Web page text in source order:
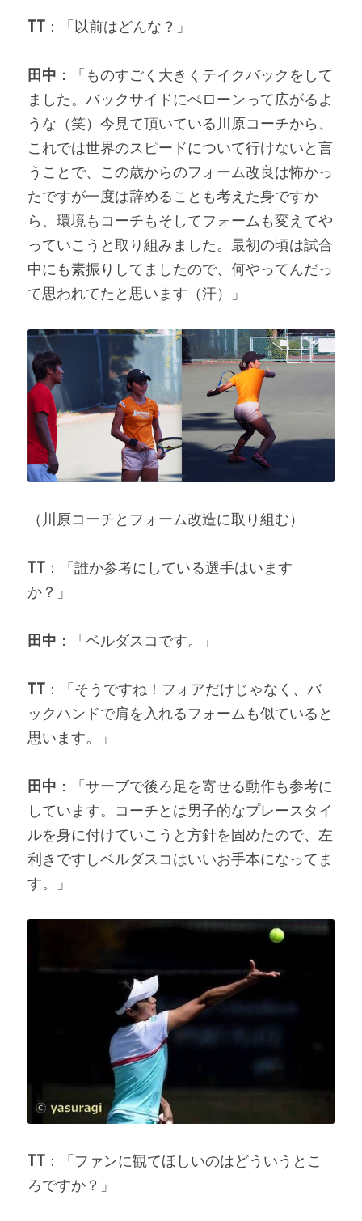
TT ：「以前はどんな？」
田中 ：「ものすごく大きくテイクバックをして
ました。バックサイドにぺローンって広がるよ
うな（笑）今見て頂いている川原コーチから、
これでは世界のスピードについて行けないと言
うことで、この歳からのフォーム改良は怖かっ
たですが一度は辞めることも考えた身ですか
ら、環境もコーチもそしてフォームも変えてや
っていこうと取り組みました。最初の頃は試合
中にも素振りしてましたので、何やってんだっ
て思われてたと思います（汗）」
（川原コーチとフォーム改造に取り組む）
TT ：「誰か参考にしている選手はいます
か？」
田中 ：「ベルダスコです。」
TT ：「そうですね！フォアだけじゃなく、バ
ックハンドで肩を入れるフォームも似ていると
思います。」
田中 ：「サーブで後ろ足を寄せる動作も参考に
しています。コーチとは男子的なプレースタイ
ルを身に付けていこうと方針を固めたので、左
利きですしベルダスコはいいお手本になってま
す。」
TT ：「ファンに観てほしいのはどういうとこ
ろですか？」